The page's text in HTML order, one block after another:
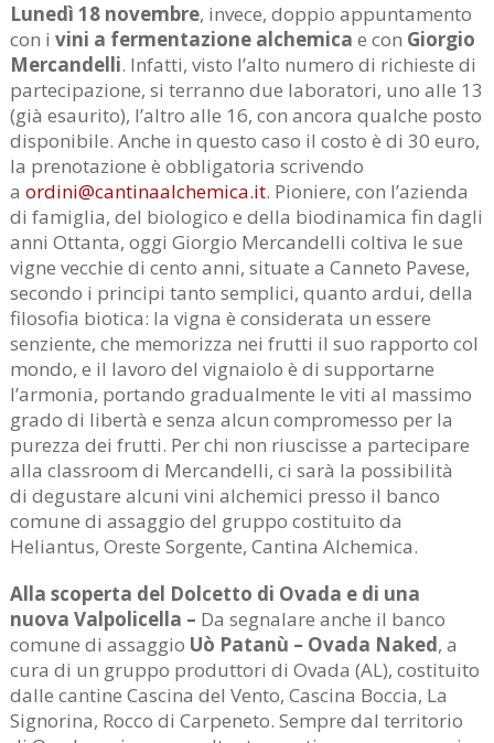
Lunedì 18 novembre, invece, doppio appuntamento
con i vini a fermentazione alchemica e con Giorgio
Mercandelli. Infatti, visto l’alto numero di richieste di
partecipazione, si terranno due laboratori, uno alle 13
(già esaurito), l’altro alle 16, con ancora qualche posto
disponibile. Anche in questo caso il costo è di 30 euro,
la prenotazione è obbligatoria scrivendo
a ordini@cantinaalchemica.it. Pioniere, con l’azienda
di famiglia, del biologico e della biodinamica fin dagli
anni Ottanta, oggi Giorgio Mercandelli coltiva le sue
vigne vecchie di cento anni, situate a Canneto Pavese,
secondo i principi tanto semplici, quanto ardui, della
filosofia biotica: la vigna è considerata un essere
senziente, che memorizza nei frutti il suo rapporto col
mondo, e il lavoro del vignaiolo è di supportarne
l’armonia, portando gradualmente le viti al massimo
grado di libertà e senza alcun compromesso per la
purezza dei frutti. Per chi non riuscisse a partecipare
alla classroom di Mercandelli, ci sarà la possibilità
di degustare alcuni vini alchemici presso il banco
comune di assaggio del gruppo costituito da
Heliantus, Oreste Sorgente, Cantina Alchemica.
Alla scoperta del Dolcetto di Ovada e di una
nuova Valpolicella – Da segnalare anche il banco
comune di assaggio Uò Patanù – Ovada Naked, a
cura di un gruppo produttori di Ovada (AL), costituito
dalle cantine Cascina del Vento, Cascina Boccia, La
Signorina, Rocco di Carpeneto. Sempre dal territorio